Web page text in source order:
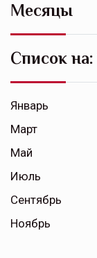
Месяцы
Список на:
Январь
Март
Май
Июль
Сентябрь
Ноябрь